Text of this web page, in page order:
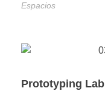
Espacios
Prototyping Lab